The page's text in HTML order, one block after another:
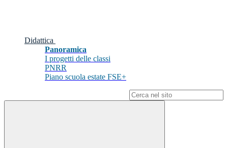
Didattica
Panoramica
I progetti delle classi
PNRR
Piano scuola estate FSE+